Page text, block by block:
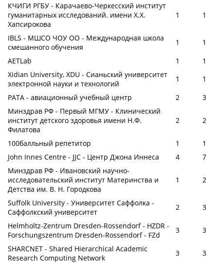
КЧИГИ РГБУ - Карачаево-Черкесский институт
гуманитарных исследований. имени Х.Х.
Хапсирокова
1 1
IBLS - МШСО ЧОУ ОО - Международная школа
смешанного обучения
1
1
AETLab
1
1
Xidian University, XDU - Сианьский университет
электронной науки и технологий
1
1
РАТА - авиационный учебный центр
2
3
Минздрав РФ - Первый МГМУ - Клинический
институт детского здоровья имени Н.Ф.
Филатова
2 2
100балльный репетитор 1
1
John Innes Centre - JJC - Центр Джона Иннеса
4
7
Минздрав РФ - Ивановский научно-
исследовательский институт Материнства и
Детства им. В. Н. Городкова
1 2
Suffolk University - Университет Саффолка -
Саффолкский университет
2
3
Helmholtz-Zentrum Dresden-Rossendorf - HZDR -
Forschungszentrum Dresden-Rossendorf - FZd
3
3
SHARCNET - Shared Hierarchical Academic
Research Computing Network
3
3